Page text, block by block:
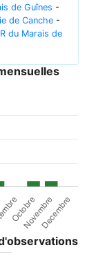
de Guînes -
de Canche -
du Marais de